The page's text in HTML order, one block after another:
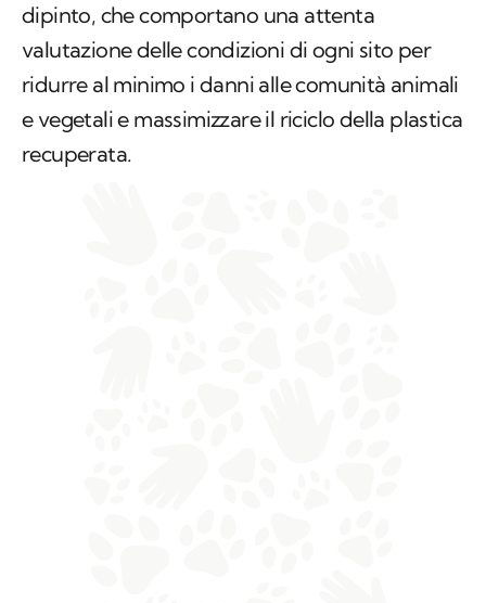
dipinto, che comportano una attenta
valutazione delle condizioni di ogni sito per
ridurre al minimo i danni alle comunità animali
e vegetali e massimizzare il riciclo della plastica
recuperata.